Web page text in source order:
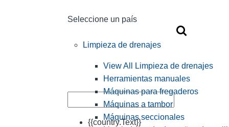
Seleccione un país
{{country.Text}}
Limpieza de drenajes
View All Limpieza de drenajes
Herramientas manuales
Máquinas para fregaderos
Máquinas a tambor
Máquinas seccionales